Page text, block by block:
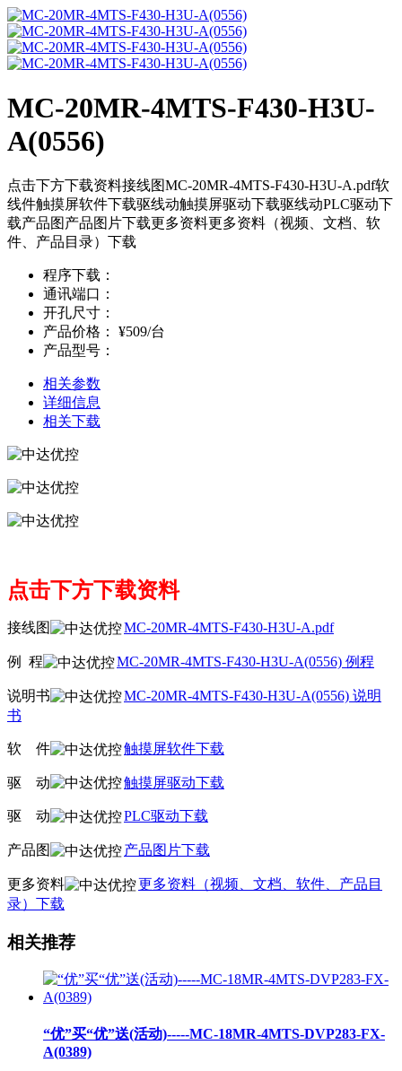
MC-20MR-4MTS-F430-H3U-
A(0556)
点击下方下载资料接线图MC-20MR-4MTS-F430-H3U-A.pdf软
线件触摸屏软件下载驱线动触摸屏驱动下载驱线动PLC驱动下
载产品图产品图片下载更多资料更多资料（视频、文档、软
件、产品目录）下载
程序下载：
通讯端口：
开孔尺寸：
产品价格：
¥509/台
产品型号：
相关参数
详细信息
相关下载
点击下方下载资料
接线图 MC-20MR-4MTS-F430-H3U-A.pdf
例 程 MC-20MR-4MTS-F430-H3U-A(0556) 例程
说明书
MC-20MR-4MTS-F430-H3U-A(0556) 说明
书
软 件 触摸屏软件下载
驱 动 触摸屏驱动下载
驱 动 PLC驱动下载
产品图 产品图片下载
更多资料
更多资料（视频、文档、软件、产品目
录）下载
相关推荐
“优”买“优”送(活动)-----MC-18MR-4MTS-DVP283-FX-
A(0389)